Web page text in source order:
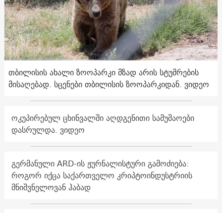
თბილისის ახალი ზოოპარკი მზად არის სტუმრების
მისაღებად. სცენები თბილისის ზოოპარკიდან. ვიდეო
ოკუპირებულ ცხინვალში აღდგენითი სამუშაოები
დასრულდა. ვიდეო
გერმანული ARD-ის ჟურნალისტური გამოძიება:
როგორ იქცა საქართველო კრიპტოინდუსტრიის
მნიშვნელოვან ჰაბად